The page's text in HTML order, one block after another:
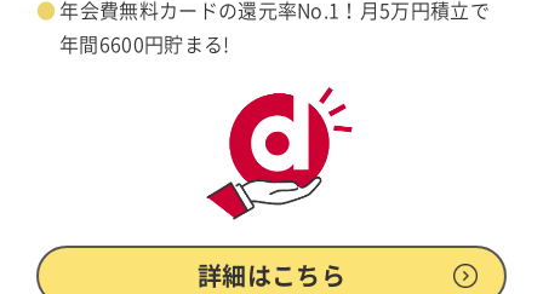
年会費無料カードの還元率No.1！月5万円積立で
年間6600円貯まる!
詳細はこちら